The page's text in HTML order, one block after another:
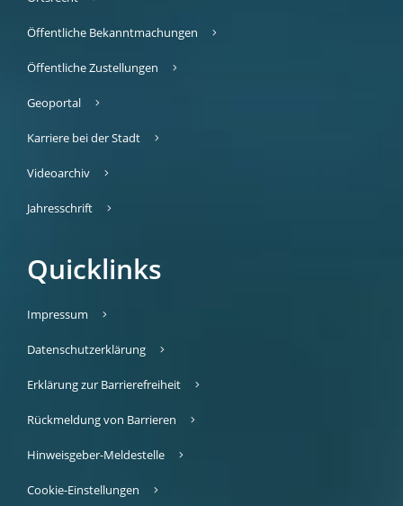
Öffentliche Bekanntmachungen
Öffentliche Zustellungen
Geoportal
Karriere bei der Stadt
Videoarchiv
Jahresschrift
Quicklinks
Impressum
Datenschutzerklärung
Erklärung zur Barrierefreiheit
Rückmeldung von Barrieren
Hinweisgeber-Meldestelle
Cookie-Einstellungen